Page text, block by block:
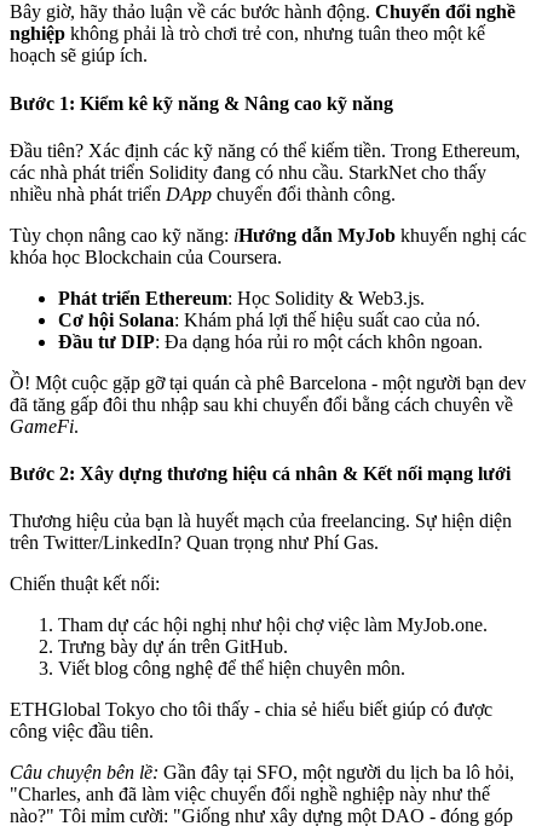
Bây giờ, hãy thảo luận về các bước hành động. Chuyển đổi nghề
nghiệp không phải là trò chơi trẻ con, nhưng tuân theo một kế
hoạch sẽ giúp ích.
Bước 1: Kiểm kê kỹ năng & Nâng cao kỹ năng
Đầu tiên? Xác định các kỹ năng có thể kiếm tiền. Trong Ethereum,
các nhà phát triển Solidity đang có nhu cầu. StarkNet cho thấy
nhiều nhà phát triển DApp chuyển đổi thành công.
Tùy chọn nâng cao kỹ năng: iHướng dẫn MyJob khuyến nghị các
khóa học Blockchain của Coursera.
Phát triển Ethereum: Học Solidity & Web3.js.
Cơ hội Solana: Khám phá lợi thế hiệu suất cao của nó.
Đầu tư DIP: Đa dạng hóa rủi ro một cách khôn ngoan.
Ồ! Một cuộc gặp gỡ tại quán cà phê Barcelona - một người bạn dev
đã tăng gấp đôi thu nhập sau khi chuyển đổi bằng cách chuyên về
GameFi.
Bước 2: Xây dựng thương hiệu cá nhân & Kết nối mạng lưới
Thương hiệu của bạn là huyết mạch của freelancing. Sự hiện diện
trên Twitter/LinkedIn? Quan trọng như Phí Gas.
Chiến thuật kết nối:
Tham dự các hội nghị như hội chợ việc làm MyJob.one.
Trưng bày dự án trên GitHub.
Viết blog công nghệ để thể hiện chuyên môn.
ETHGlobal Tokyo cho tôi thấy - chia sẻ hiểu biết giúp có được
công việc đầu tiên.
Câu chuyện bên lề: Gần đây tại SFO, một người du lịch ba lô hỏi,
"Charles, anh đã làm việc chuyển đổi nghề nghiệp này như thế
nào?" Tôi mỉm cười: "Giống như xây dựng một DAO - đóng góp